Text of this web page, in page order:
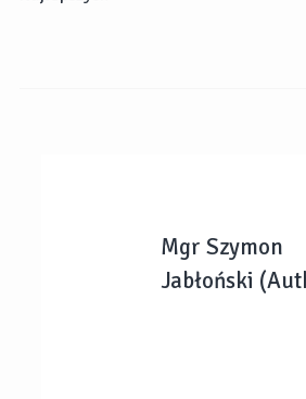
Mgr Szymon
Jabłoński